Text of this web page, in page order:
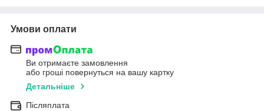
Умови оплати
Ви отримаєте замовлення
або гроші повернуться на вашу картку
Детальніше
Післяплата